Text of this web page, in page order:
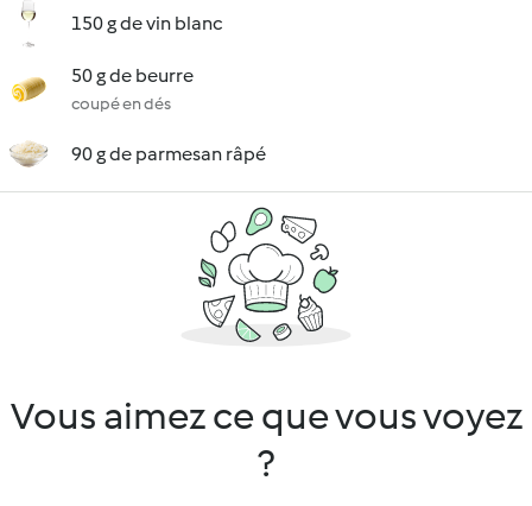
150 g de vin blanc
50 g de beurre
coupé en dés
90 g de parmesan râpé
Vous aimez ce que vous voyez
?